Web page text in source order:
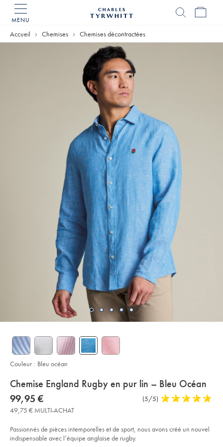
MENU
Tyrwhitt
Accueil Chemises Chemises décontractées
details
about
product:
Chemise England Rugby en pur lin – Bleu Océan
Details
https://www.charlestyrwhitt.com/fr/chemise-
england-
rugby-
en-
lin-
%E2%80%93-
bleu-
now
99,95
€
99,95 €
Commentaires
(5/5) 5
5
49,75 € MULTI-ACHAT
Passionnés de pièces intemporelles et de sport, nous avons créé un nouvel
indispensable avec l’équipe anglaise de rugby.
Couleur : Bleu océan